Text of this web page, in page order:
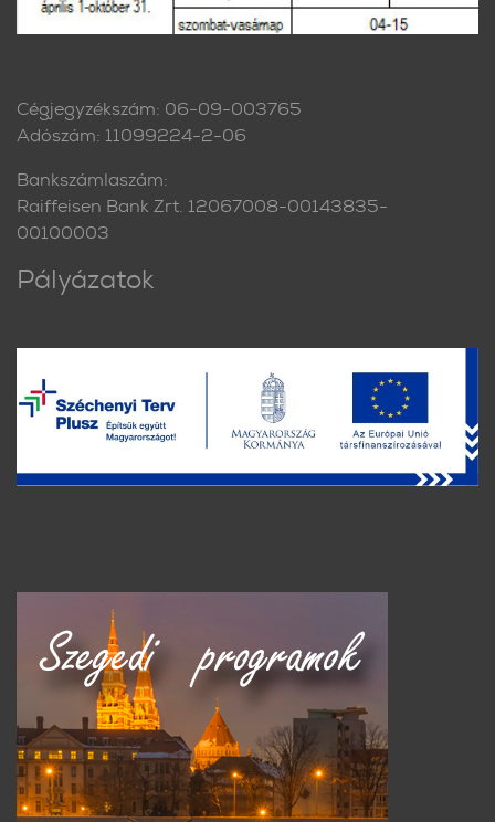
Cégjegyzékszám: 06-09-003765
Adószám: 11099224-2-06
Bankszámlaszám:
Raiffeisen Bank Zrt. 12067008-00143835-
00100003
Pályázatok